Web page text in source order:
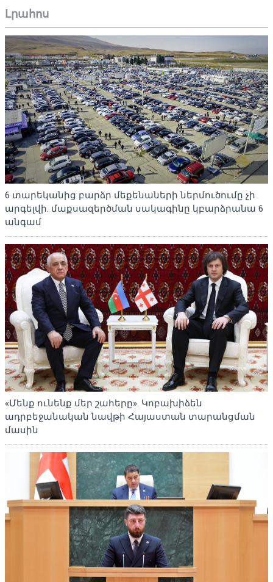
Լրահոս
6 տարեկանից բարձր մեքենաների ներմուծումը չի
արգելվի. մաքսազերծման սակագինը կբարձրանա 6
անգամ
«Մենք ունենք մեր շահերը». Կոբախիձեն
ադրբեջանական նավթի Հայաստան տարանցման
մասին